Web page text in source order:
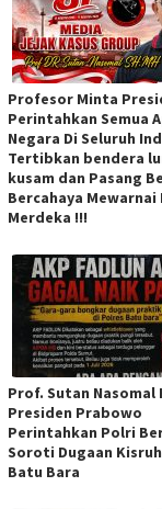
Profesor Minta
Perintahkan Semua
Negara Di Seluruh
Tertibkan bendera
kusam dan Pasang
Bercahaya Mewarnai
Merdeka !!!
Prof. Sutan Nasomal
Presiden Prabowo
Perintahkan Polri
Soroti Dugaan
Batu Bara